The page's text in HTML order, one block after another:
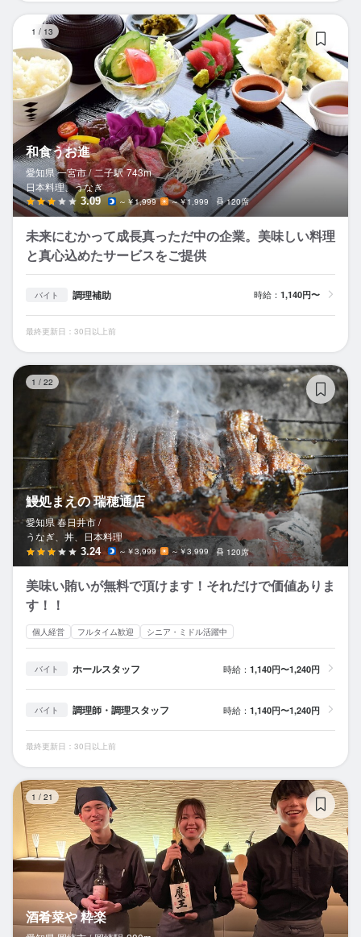
1 / 13
和食うお進
愛知県 一宮市 / 二子駅 743m
日本料理、うなぎ
3.09 ～￥1,999 ～￥1,999 120席
未来にむかって成長真っただ中の企業。美味しい料理
と真心込めたサービスをご提供
バイト 調理補助 時給： 1,140円〜
最終更新日：30日以上前
1 / 22
鰻処まえの 瑞穂通店
愛知県 春日井市 /
うなぎ、丼、日本料理
3.24 ～￥3,999 ～￥3,999 120席
美味い賄いが無料で頂けます！それだけで価値ありま
す！！
個人経営 フルタイム歓迎 シニア・ミドル活躍中
バイト ホールスタッフ 時給： 1,140円〜1,240円
バイト 調理師・調理スタッフ 時給： 1,140円〜1,240円
最終更新日：30日以上前
1 / 21
酒肴菜や 粋楽